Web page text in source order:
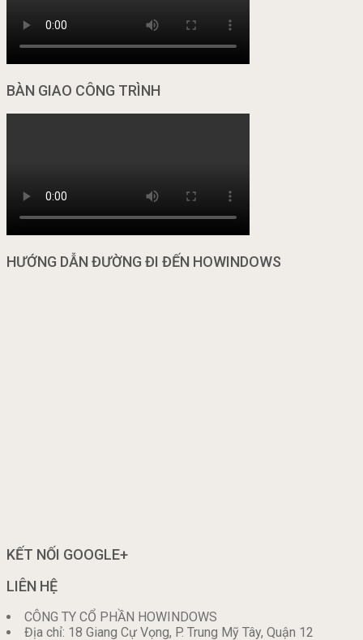
BÀN GIAO CÔNG TRÌNH
HƯỚNG DẪN ĐƯỜNG ĐI ĐẾN HOWINDOWS
KẾT NỐI GOOGLE+
LIÊN HỆ
CÔNG TY CỔ PHẦN HOWINDOWS
Địa chỉ: 18 Giang Cự Vọng, P. Trung Mỹ Tây, Quận 12